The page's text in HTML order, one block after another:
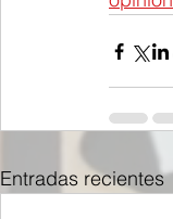
Entradas recientes